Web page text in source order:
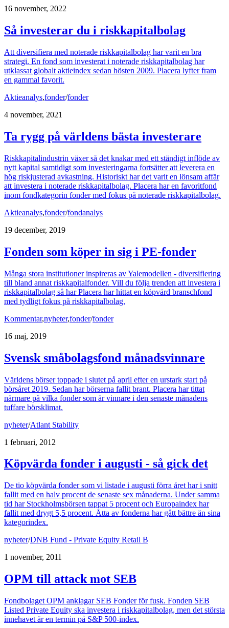
16 november, 2022
Så investerar du i riskkapitalbolag
Att diversifiera med noterade riskkapitalbolag har varit en bra
strategi. En fond som investerat i noterade riskkapitalbolag har
utklassat globalt aktieindex sedan hösten 2009. Placera lyfter fram
en gammal favorit.
Aktieanalys,fonder/fonder
4 november, 2021
Ta rygg på världens bästa investerare
Riskkapitalindustrin växer så det knakar med ett ständigt inflöde av
nytt kapital samtidigt som investeringarna fortsätter att leverera en
hög riskjusterad avkastning. Historiskt har det varit en lönsam affär
att investera i noterade riskkapitalbolag. Placera har en favoritfond
inom fondkategorin fonder med fokus på noterade riskkapitalbolag.
Aktieanalys,fonder/fondanalys
19 december, 2019
Fonden som köper in sig i PE-fonder
Många stora institutioner inspireras av Yalemodellen - diversifiering
till bland annat riskkapitalfonder. Vill du följa trenden att investera i
riskkapitalbolag så har Placera har hittat en köpvärd branschfond
med tydligt fokus på riskkapitalbolag.
Kommentar,nyheter,fonder/fonder
16 maj, 2019
Svensk småbolagsfond månadsvinnare
Världens börser toppade i slutet på april efter en urstark start på
börsåret 2019. Sedan har börserna fallit brant. Placera har tittat
närmare på vilka fonder som är vinnare i den senaste månadens
tuffare börsklimat.
nyheter/Atlant Stability
1 februari, 2012
Köpvärda fonder i augusti - så gick det
De tio köpvärda fonder som vi listade i augusti förra året har i snitt
fallit med en halv procent de senaste sex månaderna. Under samma
tid har Stockholmsbörsen tappat 5 procent och Europaindex har
fallit med drygt 5,5 procent. Åtta av fonderna har gått bättre än sina
kategorindex.
nyheter/DNB Fund - Private Equity Retail B
1 november, 2011
OPM till attack mot SEB
Fondbolaget OPM anklagar SEB Fonder för fusk. Fonden SEB
Listed Private Equity ska investera i riskkapitalbolag, men det största
innehavet är en termin på S&P 500-index.